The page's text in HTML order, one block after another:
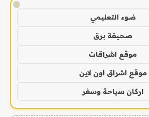
!
ضوء التعليمي
صحيفة برق
موقع اشراقات
موقع اشراق اون لاين
اركان سياحة وسفر